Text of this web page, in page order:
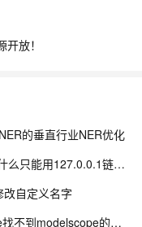
放！
的垂直行业NER优化
modelscope-funasr用官方docker启动 为什么只能用127.0.0.1链接wss？
自定义名字
我是一个小白，本机部署adaseq，vscode找不到modelscope的module